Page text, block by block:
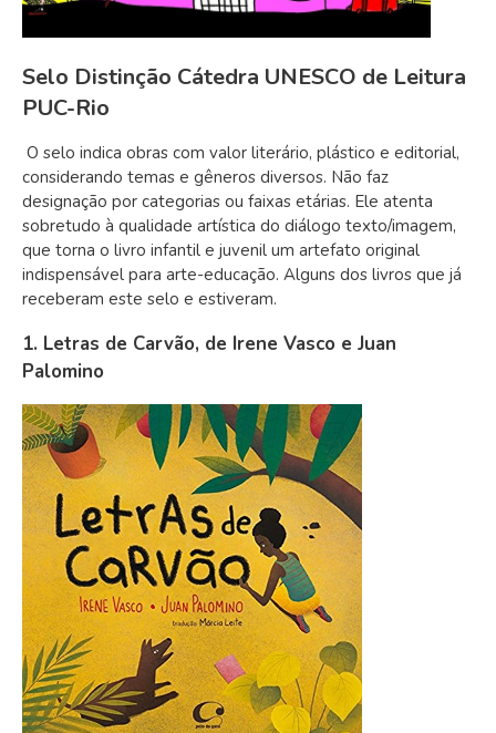
Selo Distinção Cátedra UNESCO de Leitura
PUC-Rio
O selo indica obras com valor literário, plástico e editorial,
considerando temas e gêneros diversos. Não faz
designação por categorias ou faixas etárias. Ele atenta
sobretudo à qualidade artística do diálogo texto/imagem,
que torna o livro infantil e juvenil um artefato original
indispensável para arte-educação. Alguns dos livros que já
receberam este selo e estiveram.
1. Letras de Carvão, de Irene Vasco e Juan
Palomino